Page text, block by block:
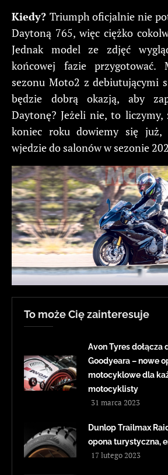
Kiedy? Triumph oficjalnie nie
Daytoną 765, więc ciężko
Jednak model ze zdjęć
końcowej fazie przygotować.
sezonu Moto2 z debiutującymi
będzie dobrą okazją, aby
Daytonę? Jeżeli nie, to liczymy,
koniec roku dowiemy się już,
wjedzie do salonów w sezonie
To może Cię zainteresuje
Avon Tyres dołącza
Goodyeara – nowe
motocyklowe dla
motocyklisty
31 marca 2023
Dunlop Trailmax
opona turystyczna,
17 lutego 2023